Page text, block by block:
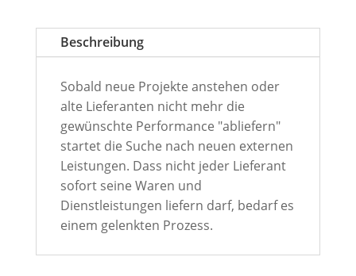
Beschreibung
Sobald neue Projekte anstehen oder
alte Lieferanten nicht mehr die
gewünschte Performance "abliefern"
startet die Suche nach neuen externen
Leistungen. Dass nicht jeder Lieferant
sofort seine Waren und
Dienstleistungen liefern darf, bedarf es
einem gelenkten Prozess.